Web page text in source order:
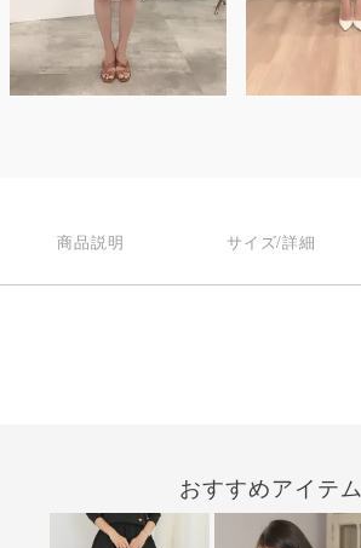
商品説明 サイズ/詳細
おすすめアイテム